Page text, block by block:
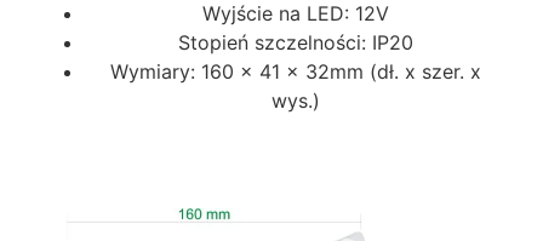
Wyjście na LED: 12V
Stopień szczelności: IP20
Wymiary: 160 x 41 x 32mm (dł. x szer. x
wys.)